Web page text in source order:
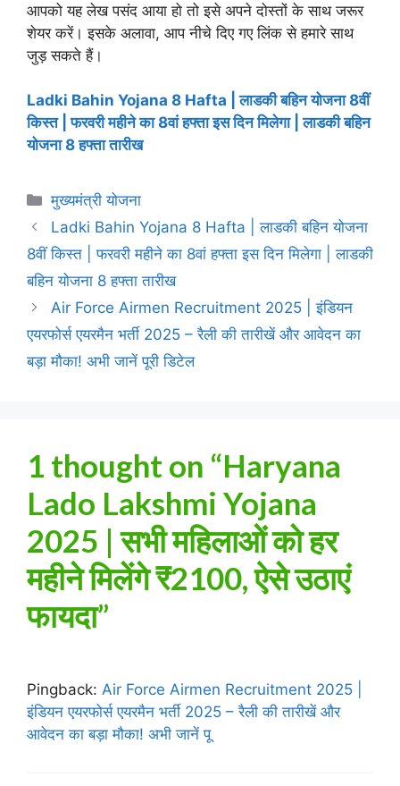
आपको यह लेख पसंद आया हो तो इसे अपने दोस्तों के साथ जरूर
शेयर करें। इसके अलावा, आप नीचे दिए गए लिंक से हमारे साथ
जुड़ सकते हैं।
Ladki Bahin Yojana 8 Hafta | लाडकी बहिन योजना 8वीं
किस्त | फरवरी महीने का 8वां हफ्ता इस दिन मिलेगा | लाडकी बहिन
योजना 8 हफ्ता तारीख
Categories
मुख्यमंत्री योजना
Ladki Bahin Yojana 8 Hafta | लाडकी बहिन योजना
8वीं किस्त | फरवरी महीने का 8वां हफ्ता इस दिन मिलेगा | लाडकी
बहिन योजना 8 हफ्ता तारीख
Air Force Airmen Recruitment 2025 | इंडियन
एयरफोर्स एयरमैन भर्ती 2025 – रैली की तारीखें और आवेदन का
बड़ा मौका! अभी जानें पूरी डिटेल
1 thought on “Haryana
Lado Lakshmi Yojana
2025 | सभी महिलाओं को हर
महीने मिलेंगे ₹2100, ऐसे उठाएं
फायदा”
Pingback: Air Force Airmen Recruitment 2025 |
इंडियन एयरफोर्स एयरमैन भर्ती 2025 – रैली की तारीखें और
आवेदन का बड़ा मौका! अभी जानें पू